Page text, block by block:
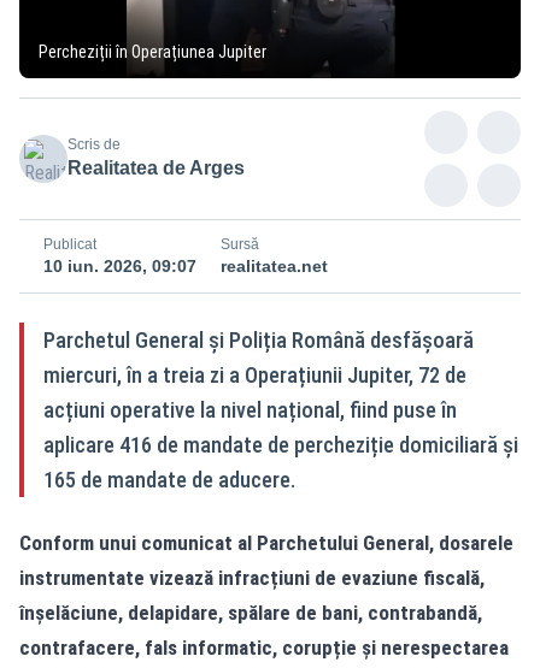
Percheziții în Operațiunea Jupiter
Scris de
Realitatea de Arges
Publicat
10 iun. 2026, 09:07
Sursă
realitatea.net
Parchetul General și Poliția Română desfășoară
miercuri, în a treia zi a Operațiunii Jupiter, 72 de
acțiuni operative la nivel național, fiind puse în
aplicare 416 de mandate de percheziție domiciliară și
165 de mandate de aducere.
Conform unui comunicat al Parchetului General, dosarele
instrumentate vizează infracțiuni de evaziune fiscală,
înșelăciune, delapidare, spălare de bani, contrabandă,
contrafacere, fals informatic, corupție și nerespectarea